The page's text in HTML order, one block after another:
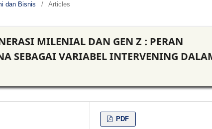
dan Bisnis / Articles
MILENIAL DAN GEN Z : PERAN
SEBAGAI VARIABEL INTERVENING
PDF